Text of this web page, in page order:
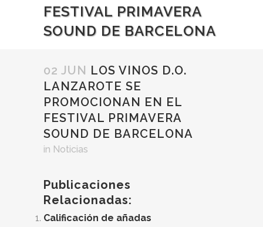
FESTIVAL PRIMAVERA
SOUND DE BARCELONA
02 JUN LOS VINOS D.O.
LANZAROTE SE
PROMOCIONAN EN EL
FESTIVAL PRIMAVERA
SOUND DE BARCELONA
in Noticias
Publicaciones
Relacionadas:
Calificación de añadas